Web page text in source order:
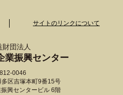
サイトのリンクについて
財団法人
業振興センター
0046
区吉塚本町9番15号
興センタービル 6階